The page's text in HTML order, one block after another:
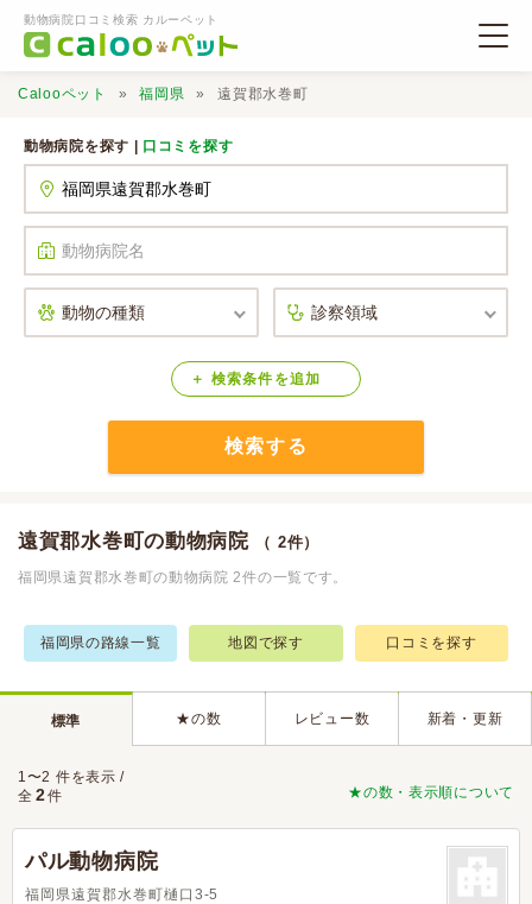
動物病院口コミ検索 カルーペット
口コミ検索
Calooペットとは？
Calooペット 福岡県 遠賀郡水巻町
動物病院を探す | 口コミを探す
検索条件 を追加
検索する
遠賀郡水巻町の動物病院 （ 2件）
福岡県遠賀郡水巻町の動物病院 2件の一覧です。
福岡県の路線一覧 地図で探す 口コミを探す
標準 ★の数 レビュー数 新着・更新
★の数・表示順について
1〜2 件を表示 /
全 2件
パル動物病院
福岡県遠賀郡水巻町樋口3-5